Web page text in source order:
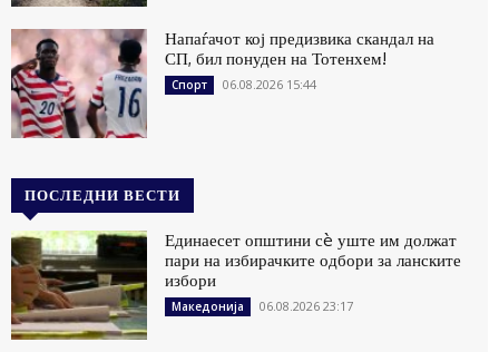
Напаѓачот кој предизвика скандал на
СП, бил понуден на Тотенхем!
Спорт 06.08.2026 15:44
ПОСЛЕДНИ ВЕСТИ
Единаесет општини сè уште им должат
пари на избирачките одбори за ланските
избори
Македонија 06.08.2026 23:17